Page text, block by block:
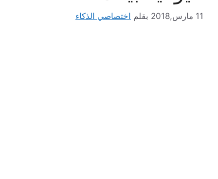
11 مارس,2018 بقلم اختصاصي الذكاء